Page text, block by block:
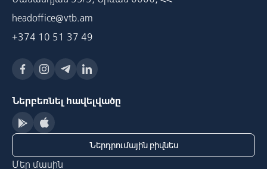
headoffice@vtb.am
+374 10 51 37 49
Ներբեռնել հավելվածը
Ներդրումային բիզնես
Մեր մասին